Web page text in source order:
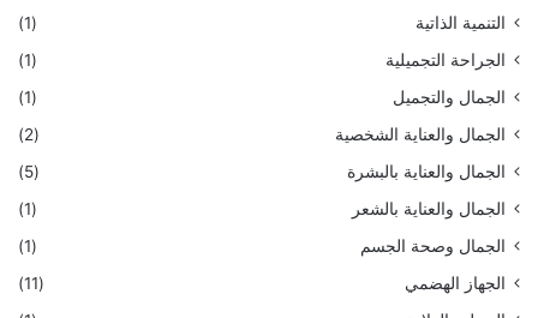
التنمية الذاتية
(1)
الجراحة التجميلية
(1)
الجمال والتجميل
(1)
الجمال والعناية الشخصية
(2)
الجمال والعناية بالبشرة
(5)
الجمال والعناية بالشعر
(1)
الجمال وصحة الجسم
(1)
الجهاز الهضمي
(11)